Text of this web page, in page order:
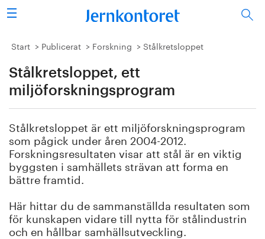
Sök
Stålindustrin
Vision 2050
Energi/miljö
Vi tycker
Bildbank
Start Publicerat Forskning Stålkretsloppet
Stålkretsloppet, ett
miljöforskningsprogram
Stålkretsloppet är ett miljöforskningsprogram
som pågick under åren 2004-2012.
Forskningsresultaten visar att stål är en viktig
byggsten i samhällets strävan att forma en
bättre framtid.
Här hittar du de sammanställda resultaten som
för kunskapen vidare till nytta för stålindustrin
och en hållbar samhällsutveckling.